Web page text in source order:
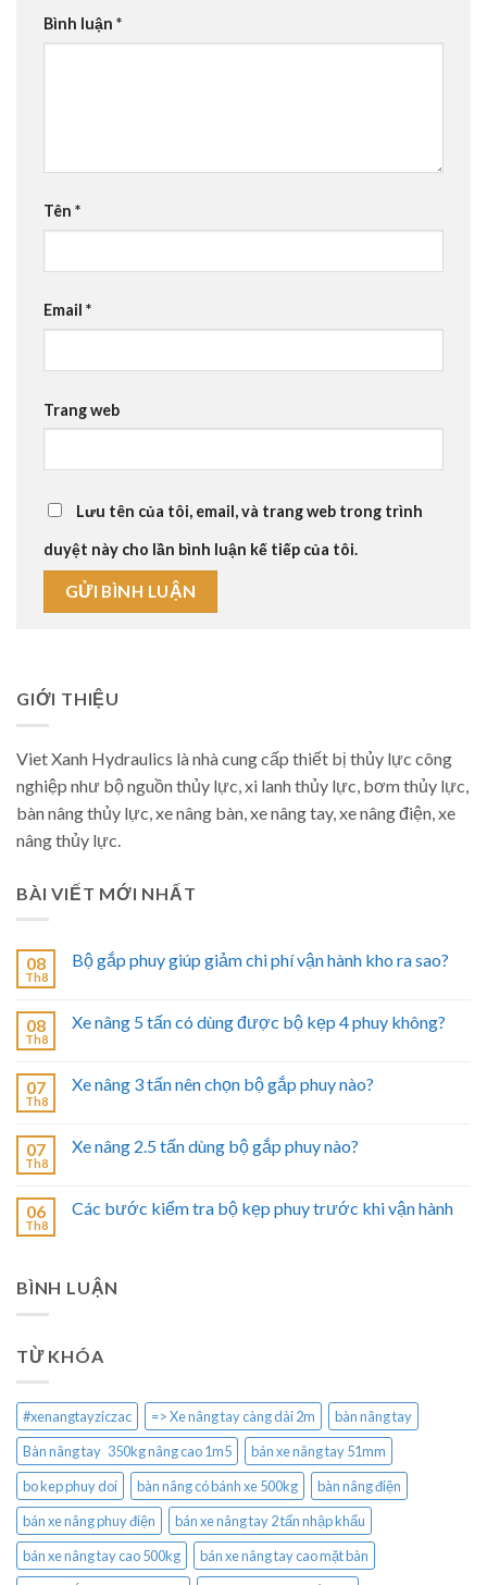
Bình luận *
Tên *
Email *
Trang web
Lưu tên của tôi, email, và trang web trong trình
duyệt này cho lần bình luận kế tiếp của tôi.
GIỚI THIỆU
Viet Xanh Hydraulics là nhà cung cấp thiết bị thủy lực công
nghiệp như bộ nguồn thủy lực, xi lanh thủy lực, bơm thủy lực,
bàn nâng thủy lực, xe nâng bàn, xe nâng tay, xe nâng điện, xe
nâng thủy lực.
BÀI VIẾT MỚI NHẤT
08
Th8
Bộ gắp phuy giúp giảm chi phí vận hành kho ra sao?
08
Th8
Xe nâng 5 tấn có dùng được bộ kẹp 4 phuy không?
07
Th8
Xe nâng 3 tấn nên chọn bộ gắp phuy nào?
07
Th8
Xe nâng 2.5 tấn dùng bộ gắp phuy nào?
06
Th8
Các bước kiểm tra bộ kẹp phuy trước khi vận hành
BÌNH LUẬN
TỪ KHÓA
#xenangtayziczac => Xe nâng tay càng dài 2m
bàn nâng tay
Bàn nâng tay 350kg nâng cao 1m5
bán xe nâng tay 51mm
bo kep phuy doi
bàn nâng có bánh xe 500kg
bàn nâng điện
bán xe nâng phuy điện
bán xe nâng tay 2 tấn nhập khẩu
bán xe nâng tay cao 500kg
bán xe nâng tay cao mặt bàn